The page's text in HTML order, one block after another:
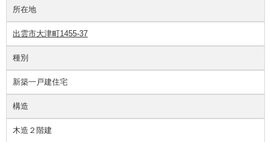
所在地
出雲市大津町1455-37
種別
新築一戸建住宅
構造
木造２階建